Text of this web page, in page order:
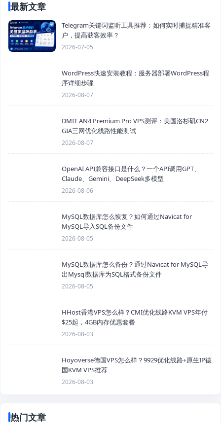
最新文章
Telegram关键词监听工具推荐：如何实时捕捉精准客
户，提高获客效率？
2026-07-05
WordPress快速安装教程：服务器部署WordPress程
序详细步骤
2026-08-07
DMIT AN4 Premium Pro VPS测评：美国洛杉矶CN2
GIA三网优化线路性能测试
2026-08-07
OpenAI API兼容接口是什么？一个API调用GPT、
Claude、Gemini、DeepSeek多模型
2026-08-06
MySQL数据库怎么恢复？如何通过Navicat for
MySQL导入SQL备份文件
2026-08-05
MySQL数据库怎么备份？通过Navicat for MySQL导
出Mysql数据库为SQL格式备份文件
2026-08-05
HHost香港VPS怎么样？CMI优化线路KVM VPS年付
$25起，4GB内存优惠套餐
2026-08-03
Hoyoverse德国VPS怎么样？9929优化线路+原生IP德
国KVM VPS推荐
2026-08-03
热门文章